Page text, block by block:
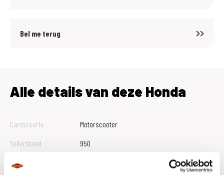
Bel me terug
Alle details van deze Honda
Carrosserie
Motorscooter
Tellerstand
950
Btw Marge